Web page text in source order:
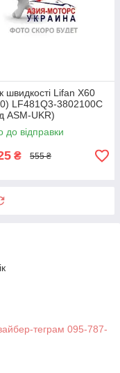
швидкості Lifan X60
LF481Q3-3802100C
ASM-UKR)
до відправки
₴ 555 ₴
теграм 095-787-